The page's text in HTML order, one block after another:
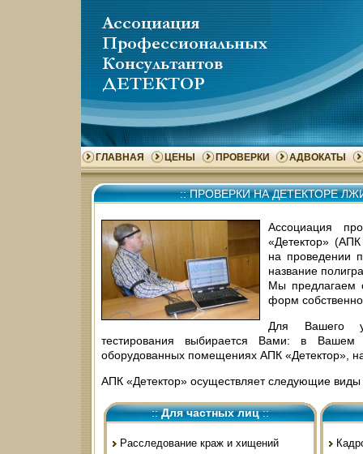
ГЛАВНАЯ ЦЕНЫ ПРОВЕРКИ АДВОКАТЫ
::ПРОВЕРКИ НА ДЕТЕКТОРЕ
Ассоциация
«Детектор» (АПК
на проведении
название
Мы предлагаем
форм
Для Вашего
тестирования выбирается Вами: в
оборудованных помещениях АПК «Детектор»,
АПК «Детектор» осуществляет следующие виды
::Для частных лиц::
Расследование краж и хищений